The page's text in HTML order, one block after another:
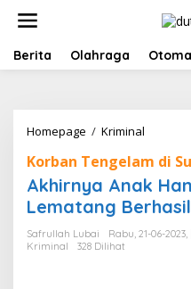
t
Berita Olahraga
Homepage / Kriminal
h
i
r
n
y
Korban Tengelam di
Akhirnya Anak
Lematang
Safrullah Lubai
Rabu, 21-06-2023,
Kriminal
328 Dilihat